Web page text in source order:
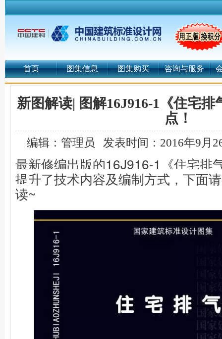
首页 图集信息 图集购买 咨询与服务
新图解读| 图解16J916-1《住宅
点！
编辑：管理员 发表时间：2016年9月
最新修编出版的16J916-1《住宅排
提升了技术内容及编制方式，下面请
读~